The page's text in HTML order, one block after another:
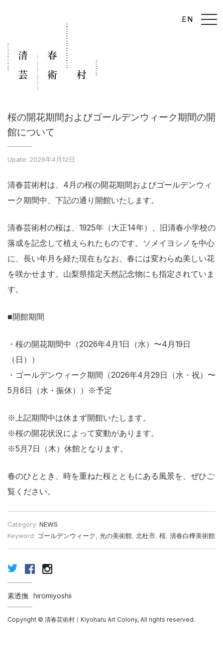
EN
t
o
i
o
桜の開花期間およびゴールデンウィーク期間の開
館について
Upate: 2026年4月12日
清春芸術村は、4月の桜の開花期間およびゴールデンウィ
ーク期間中、下記の通り開館いたします。
清春芸術村の桜は、1925年（大正14年）、旧清春小学校の
落成を記念して植えられたものです。ソメイヨシノを中心
に、長い年月を経た現在もなお、春には変わらぬ美しい花
を咲かせます。山梨県指定天然記念物にも指定されていま
す。
■開館期間
・桜の開花期間中（2026年4月1日（水）〜4月19日
（日））
・ゴールデンウィーク期間（2026年4月29日（水・祝）〜
5月6日（水・振休））※予定
※上記期間中は休まず開館いたします。
※桜の開花状況によって変動があります。
※5月7日（木）休館となります。
春のひととき、時を重ねた桜とともにある風景を、ぜひご
覧ください。
Category: NEWS
Keyword: ゴールデンウィーク , 光の美術館, 北杜市, 桜, 清春白樺美術館
素透撫 hiromiyoshii
Copyright © 清春芸術村｜Kiyoharu Art Colony, All rights reserved.